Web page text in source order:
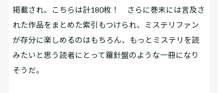
掲載され、こちらは計180枚！ さらに巻末には言及さ
れた作品をまとめた索引もつけられ、ミステリファン
が存分に楽しめるのはもちろん、もっとミステリを読
みたいと思う読者にとって羅針盤のような一冊になり
そうだ。